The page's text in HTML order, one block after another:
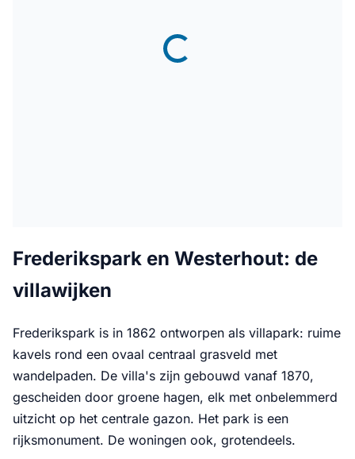
Frederikspark en Westerhout: de
villawijken
Frederikspark is in 1862 ontworpen als villapark: ruime
kavels rond een ovaal centraal grasveld met
wandelpaden. De villa's zijn gebouwd vanaf 1870,
gescheiden door groene hagen, elk met onbelemmerd
uitzicht op het centrale gazon. Het park is een
rijksmonument. De woningen ook, grotendeels.